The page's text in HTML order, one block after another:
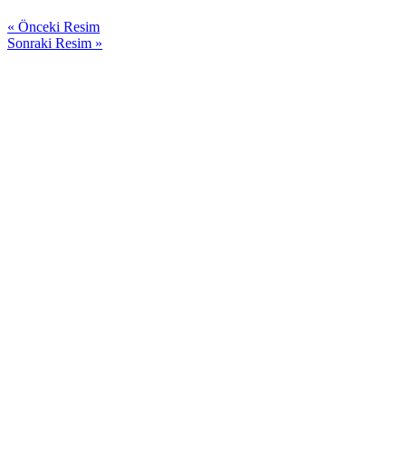
« Önceki Resim
Sonraki Resim »